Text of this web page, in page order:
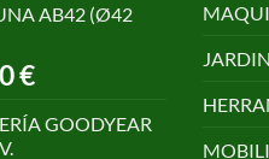
AB42 (Ø42
€El
actual
GOODYEAR